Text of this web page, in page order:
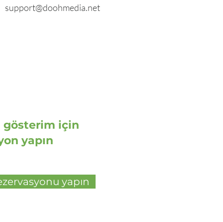
support@doohmedia.net
gösterim için
yapın
yapın